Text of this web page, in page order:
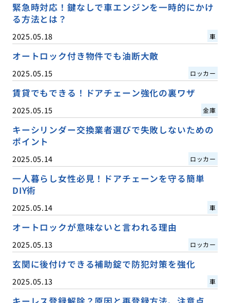
緊急時対応！鍵なしで車エンジンを一時的にかけ
る方法とは？
2025.05.18 車
オートロック付き物件でも油断大敵
2025.05.15 ロッカー
賃貸でもできる！ドアチェーン強化の裏ワザ
2025.05.15 金庫
キーシリンダー交換業者選びで失敗しないための
ポイント
2025.05.14 ロッカー
一人暮らし女性必見！ドアチェーンを守る簡単
DIY術
2025.05.14 車
オートロックが意味ないと言われる理由
2025.05.13 ロッカー
玄関に後付けできる補助錠で防犯対策を強化
2025.05.13 車